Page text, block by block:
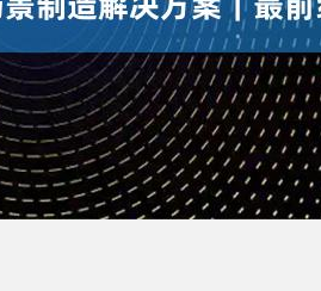
沪深300 4694.44